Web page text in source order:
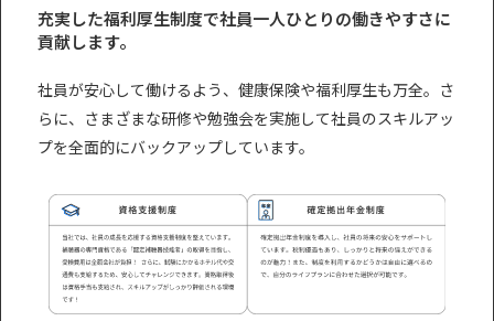
充実した福利厚生制度で社員一人ひとりの働きやすさに
貢献します。
社員が安心して働けるよう、健康保険や福利厚生も万全。さ
らに、さまざまな研修や勉強会を実施して社員のスキルアッ
プを全面的にバックアップしています。